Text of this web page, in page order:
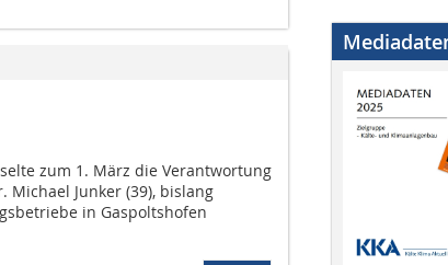
zum 1. März die Verantwortung
Junker (39), bislang
in Gaspoltshofen